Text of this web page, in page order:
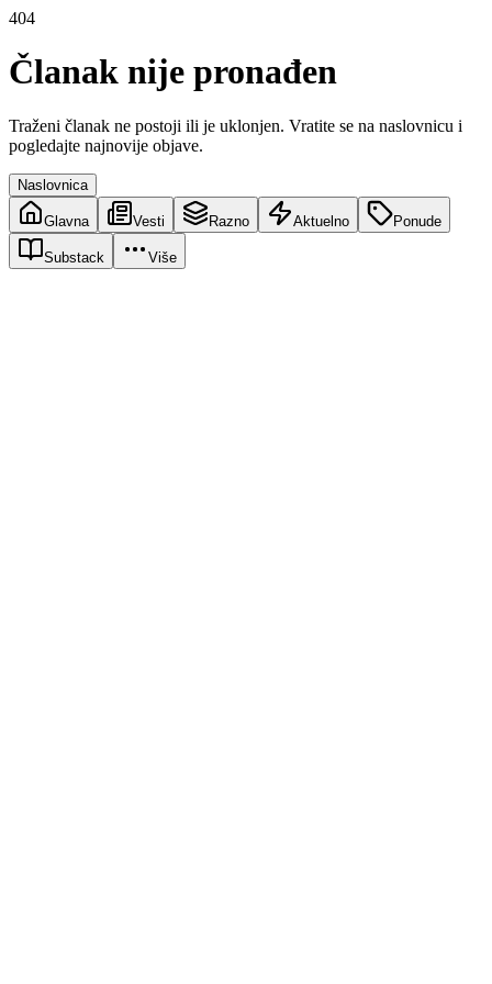
404
Članak nije pronađen
Traženi članak ne postoji ili je uklonjen. Vratite se na naslovnicu i
pogledajte najnovije objave.
Naslovnica
Glavna Vesti Razno Aktuelno Ponude
Substack Više